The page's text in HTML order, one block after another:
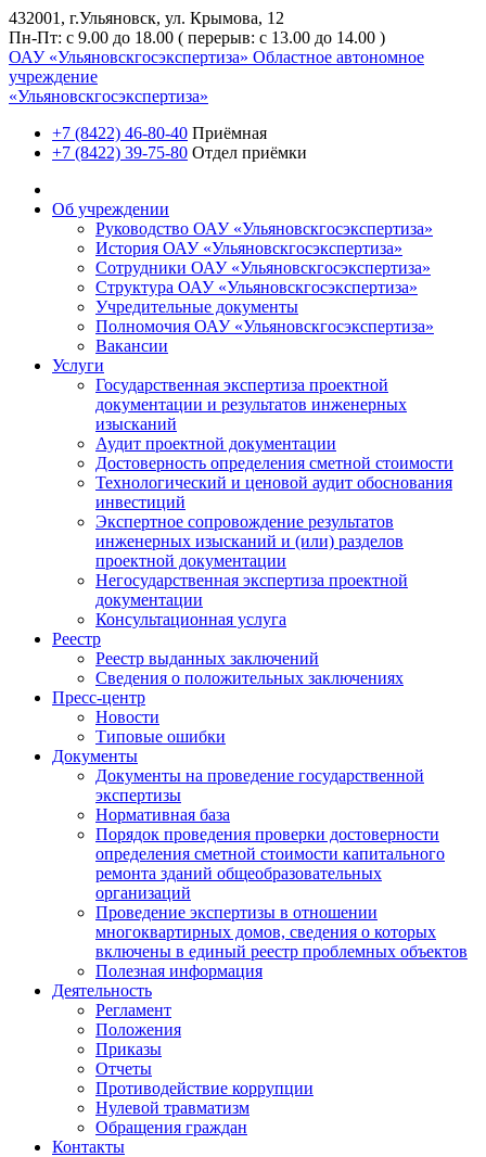
432001, г.Ульяновск, ул. Крымова, 12
Пн-Пт: с 9.00 до 18.00 ( перерыв: с 13.00 до 14.00 )
ОАУ «Ульяновскгосэкспертиза» Областное автономное
учреждение
«Ульяновскгосэкспертиза»
+7 (8422) 46-80-40 Приёмная
+7 (8422) 39-75-80 Отдел приёмки
Об учреждении
Руководство ОАУ «Ульяновскгосэкспертиза»
История ОАУ «Ульяновскгосэкспертиза»
Сотрудники ОАУ «Ульяновскгосэкспертиза»
Структура ОАУ «Ульяновскгосэкспертиза»
Учредительные документы
Полномочия ОАУ «Ульяновскгосэкспертиза»
Вакансии
Услуги
Государственная экспертиза проектной
документации и результатов инженерных
изысканий
Аудит проектной документации
Достоверность определения сметной стоимости
Технологический и ценовой аудит обоснования
инвестиций
Экспертное сопровождение результатов
инженерных изысканий и (или) разделов
проектной документации
Негосударственная экспертиза проектной
документации
Консультационная услуга
Реестр
Реестр выданных заключений
Сведения о положительных заключениях
Пресс-центр
Новости
Типовые ошибки
Документы
Документы на проведение государственной
экспертизы
Нормативная база
Порядок проведения проверки достоверности
определения сметной стоимости капитального
ремонта зданий общеобразовательных
организаций
Проведение экспертизы в отношении
многоквартирных домов, сведения о которых
включены в единый реестр проблемных объектов
Полезная информация
Деятельность
Регламент
Положения
Приказы
Отчеты
Противодействие коррупции
Нулевой травматизм
Обращения граждан
Контакты